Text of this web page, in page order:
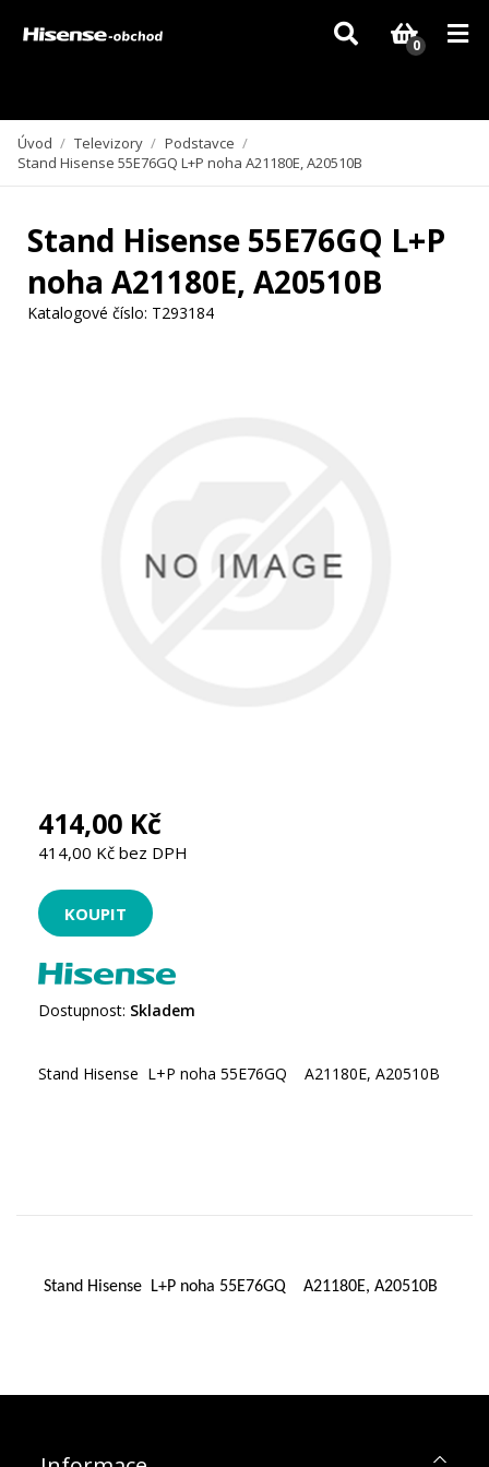
Vzhledem k aktuální situaci se může dodání dílů, které nejsou skladem,
zpozdit. Děkujeme za pochopení.
0
Úvod / Televizory / Podstavce /
Stand Hisense 55E76GQ L+P noha A21180E, A20510B
Stand Hisense 55E76GQ L+P
noha A21180E, A20510B
Katalogové číslo: T293184
414,00 Kč
414,00 Kč bez DPH
Dostupnost: Skladem
Stand Hisense L+P noha 55E76GQ A21180E, A20510B
Stand Hisense L+P noha 55E76GQ A21180E, A20510B